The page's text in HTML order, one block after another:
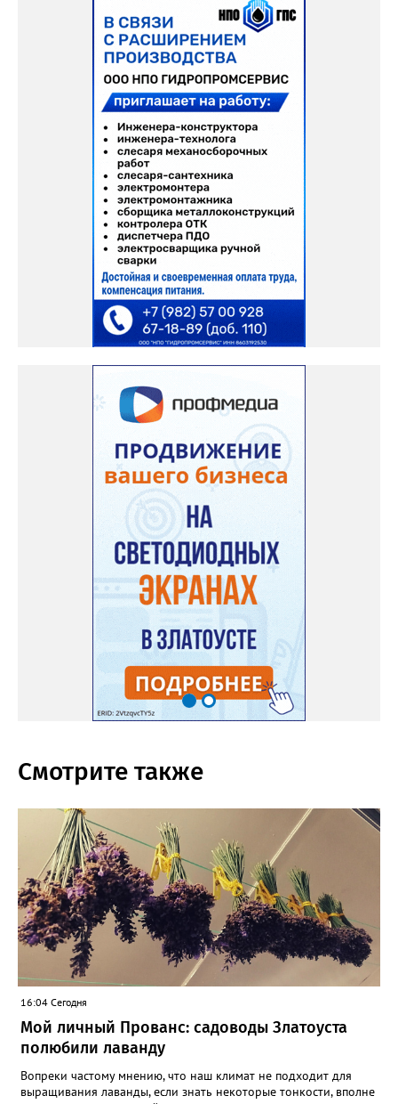
Смотрите также
16:04 Сегодня
Мой личный Прованс: садоводы Златоуста
полюбили лаванду
Вопреки частому мнению, что наш климат не подходит для
выращивания лаванды, если знать некоторые тонкости, вполне